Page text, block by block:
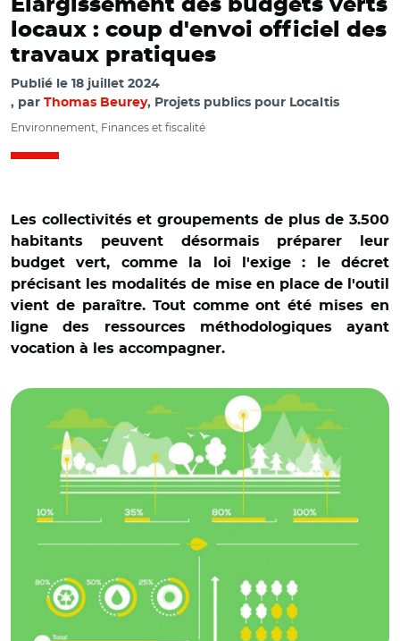
Élargissement des budgets verts
locaux : coup d'envoi officiel des
travaux pratiques
Publié le 18 juillet 2024
par Thomas Beurey, Projets publics pour Localtis
Environnement, Finances et fiscalité
Les collectivités et groupements de plus de 3.500
habitants peuvent désormais préparer leur
budget vert, comme la loi l'exige : le décret
précisant les modalités de mise en place de l'outil
vient de paraître. Tout comme ont été mises en
ligne des ressources méthodologiques ayant
vocation à les accompagner.